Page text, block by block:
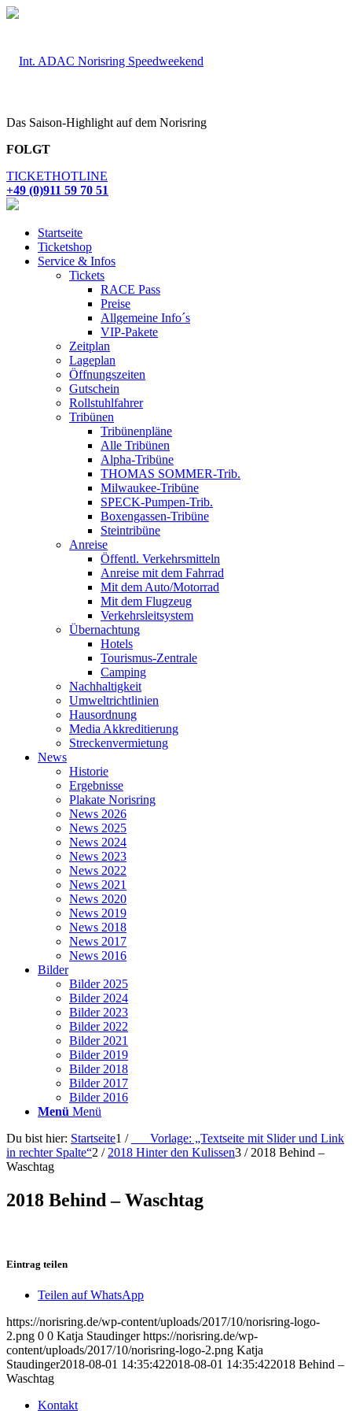
Das Saison-Highlight auf dem Norisring
FOLGT
TICKETHOTLINE
+49 (0)911 59 70 51
Startseite
Ticketshop
Service & Infos
Tickets
RACE Pass
Preise
Allgemeine Info´s
VIP-Pakete
Zeitplan
Lageplan
Öffnungszeiten
Gutschein
Rollstuhlfahrer
Tribünen
Tribünenpläne
Alle Tribünen
Alpha-Tribüne
THOMAS SOMMER-Trib.
Milwaukee-Tribüne
SPECK-Pumpen-Trib.
Boxengassen-Tribüne
Steintribüne
Anreise
Öffentl. Verkehrsmitteln
Anreise mit dem Fahrrad
Mit dem Auto/Motorrad
Mit dem Flugzeug
Verkehrsleitsystem
Übernachtung
Hotels
Tourismus-Zentrale
Camping
Nachhaltigkeit
Umweltrichtlinien
Hausordnung
Media Akkreditierung
Streckenvermietung
News
Historie
Ergebnisse
Plakate Norisring
News 2026
News 2025
News 2024
News 2023
News 2022
News 2021
News 2020
News 2019
News 2018
News 2017
News 2016
Bilder
Bilder 2025
Bilder 2024
Bilder 2023
Bilder 2022
Bilder 2021
Bilder 2019
Bilder 2018
Bilder 2017
Bilder 2016
Menü Menü
Du bist hier: Startseite1 /
___Vorlage: „Textseite mit Slider und Link
in rechter Spalte“2 / 2018 Hinter den Kulissen3 / 2018 Behind –
Waschtag
2018 Behind – Waschtag
Eintrag teilen
Teilen auf WhatsApp
https://norisring.de/wp-content/uploads/2017/10/norisring-logo-
2.png 0 0 Katja Staudinger https://norisring.de/wp-
content/uploads/2017/10/norisring-logo-2.png Katja
Staudinger2018-08-01 14:35:422018-08-01 14:35:422018 Behind –
Waschtag
Kontakt